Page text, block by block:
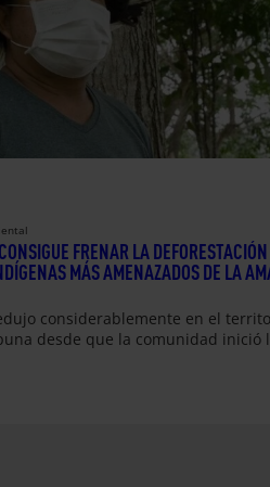
FRENAR LA
MÁS AMENAZADOS DE LA
considerablemente en el
desde que la comunidad inició